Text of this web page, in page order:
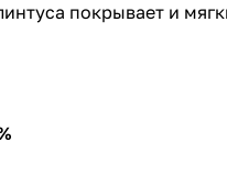
покрывает и